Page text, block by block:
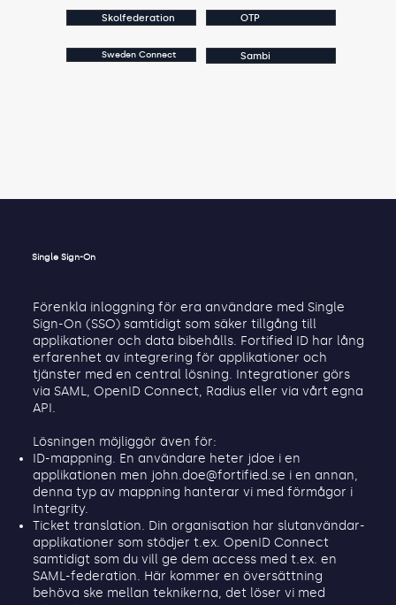
Förenkla inloggning för era användare med Single
Sign-On (SSO) samtidigt som säker tillgång till
applikationer och data bibehålls. Fortified ID har lång
erfarenhet av integrering för applikationer och
tjänster med en central lösning. Integrationer görs
via SAML, OpenID Connect, Radius eller via vårt egna
API.
Lösningen möjliggör även för:
ID-mappning. En användare heter jdoe i en
applikationen men john.doe@fortified.se i en annan,
denna typ av mappning hanterar vi med förmågor i
Integrity.
Ticket translation. Din organisation har slutanvändar-
applikationer som stödjer t.ex. OpenID Connect
samtidigt som du vill ge dem access med t.ex. en
SAML-federation. Här kommer en översättning
behöva ske mellan teknikerna, det löser vi med
Single Sign-On
Sambi
Sweden Connect
OTP
Skolfederation